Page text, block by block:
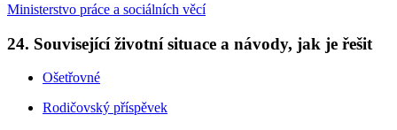
Ministerstvo práce a sociálních věcí
24. Související životní situace a návody, jak je řešit
Ošetřovné
Rodičovský příspěvek